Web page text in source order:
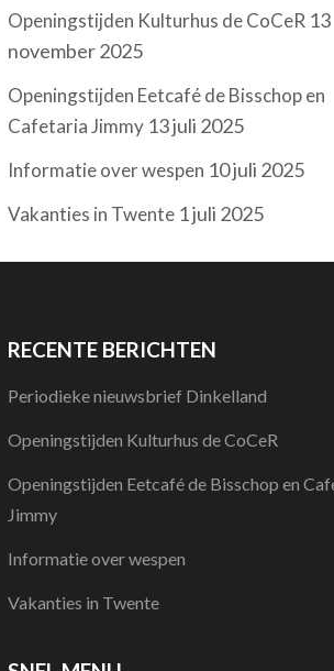
Openingstijden Kulturhus de CoCeR 13
november 2025
Openingstijden Eetcafé de Bisschop en
Cafetaria Jimmy 13 juli 2025
Informatie over wespen 10 juli 2025
Vakanties in Twente 1 juli 2025
RECENTE BERICHTEN
Periodieke nieuwsbrief Dinkelland
Openingstijden Kulturhus de CoCeR
Openingstijden Eetcafé de Bisschop en
Jimmy
Informatie over wespen
Vakanties in Twente